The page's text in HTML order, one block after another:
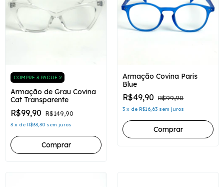
COMPRE 3 PAGUE 2
Armação de Grau Covina
Cat Transparente
R$99,90 R$149,90
3 x de R$33,30 sem juros
Armação Covina Paris
Blue
R$49,90 R$99,90
3 x de R$16,63 sem juros